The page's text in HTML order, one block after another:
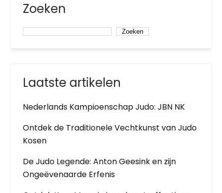
Zoeken
Zoeken
Laatste artikelen
Nederlands Kampioenschap Judo: JBN NK
Ontdek de Traditionele Vechtkunst van Judo
Kosen
De Judo Legende: Anton Geesink en zijn
Ongeëvenaarde Erfenis